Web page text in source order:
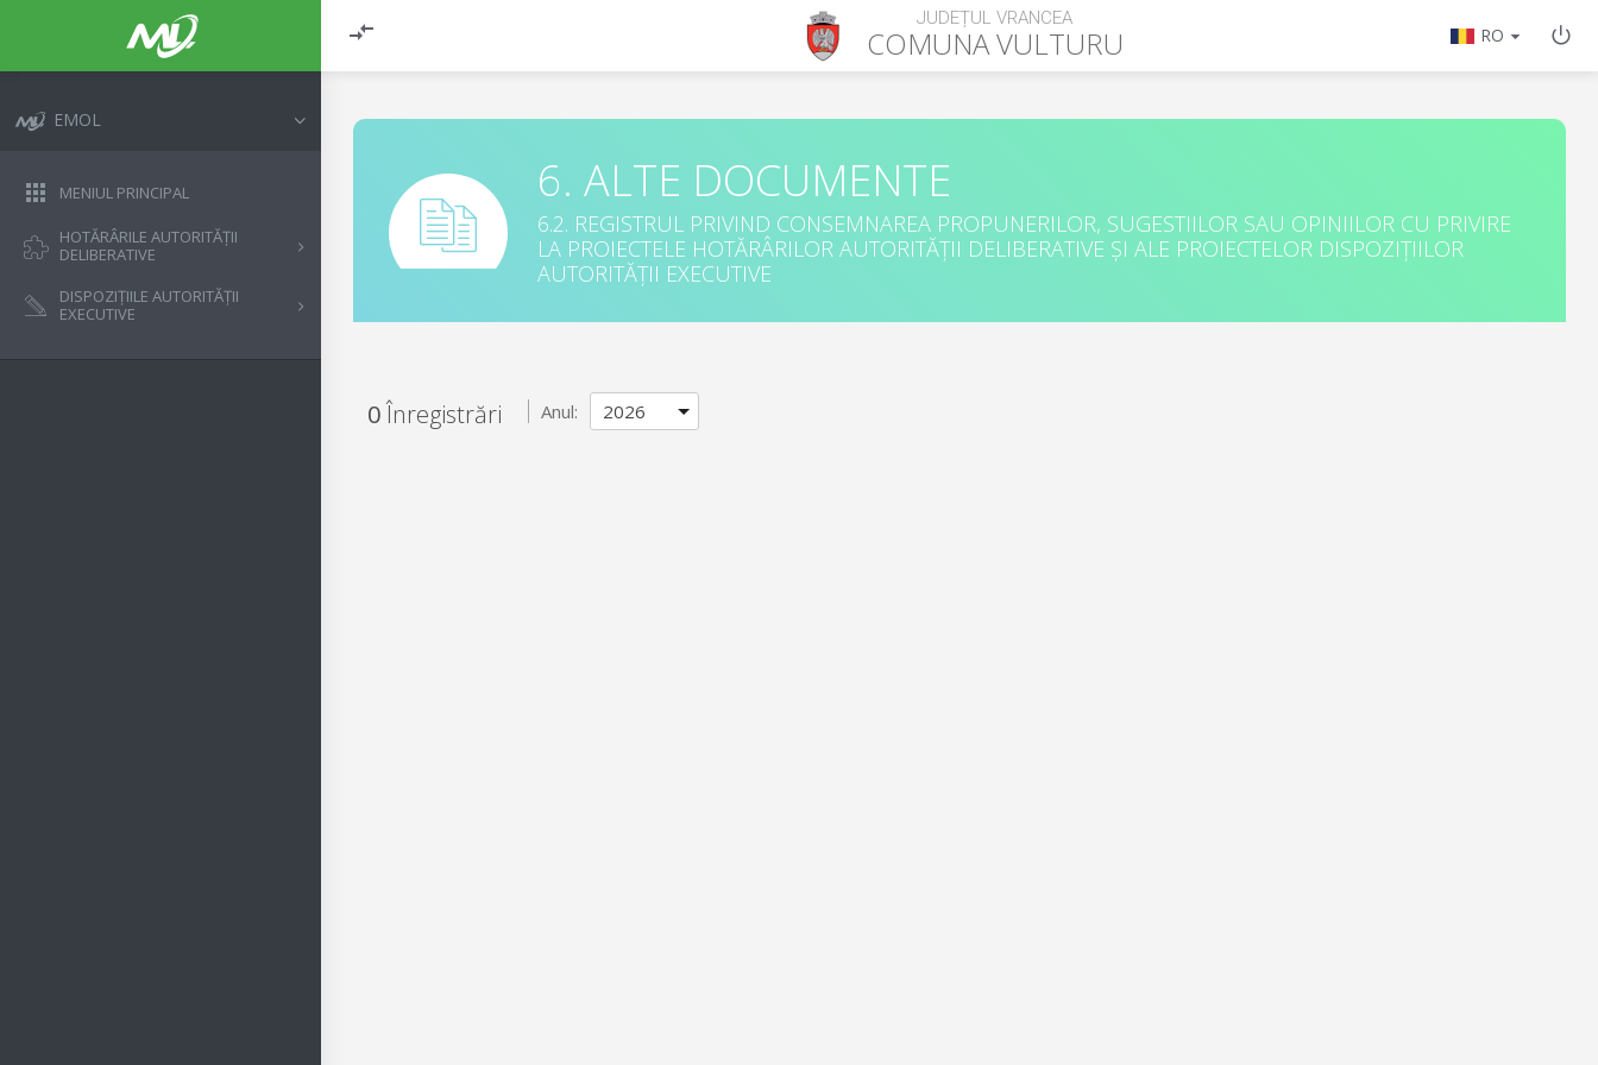
JUDEȚUL VRANCEA
COMUNAVULTURU RO
EMOL
MENIUL PRINCIPAL
HOTĂRÂRILE AUTORITĂȚII
DELIBERATIVE
DISPOZIȚIILE AUTORITĂȚII
EXECUTIVE
6. ALTE DOCUMENTE
6.2. REGISTRUL PRIVIND CONSEMNAREA PROPUNERILOR, SUGESTIILOR SAU OPINIILOR CU PRIVIRE
LA PROIECTELE HOTĂRÂRILOR AUTORITĂȚII DELIBERATIVE ȘI ALE PROIECTELOR DISPOZIȚIILOR
AUTORITĂȚII EXECUTIVE
0Înregistrări Anul: